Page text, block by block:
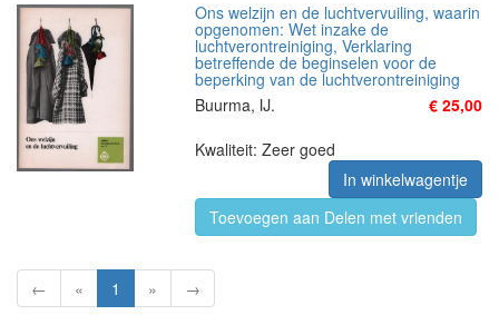
Ons welzijn en de luchtvervuiling, waarin
opgenomen: Wet inzake de
luchtverontreiniging, Verklaring
betreffende de beginselen voor de
beperking van de luchtverontreiniging
Buurma, IJ.
€ 25,00
Kwaliteit: Zeer goed
In winkelwagentje
Toevoegen aan Delen met vrienden
← « 1 » →